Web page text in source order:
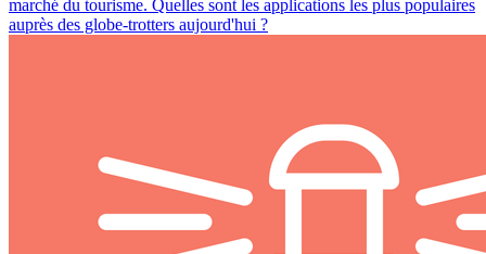
marché du tourisme. Quelles sont les applications les plus populaires
auprès des globe-trotters aujourd'hui ?